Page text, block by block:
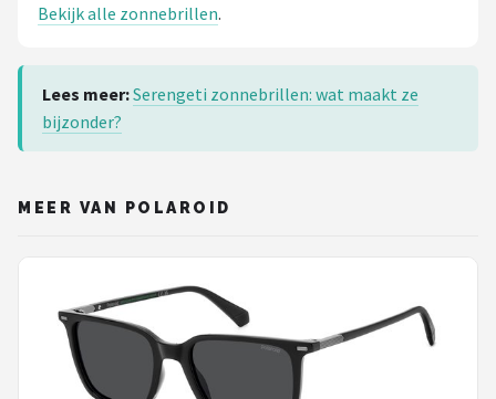
Bekijk alle zonnebrillen.
Lees meer:Serengeti zonnebrillen: wat maakt ze
bijzonder?
MEER VAN POLAROID